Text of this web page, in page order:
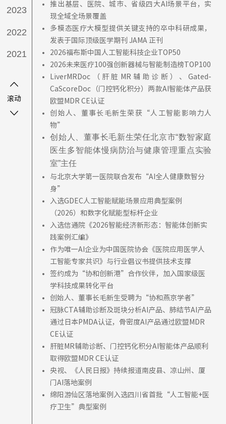
2023
2022
2021
2019
滚动
推出基层、医院、城市、省级四大AI场景平台，实
现全域全场景覆盖
多模态医疗大模型提供关键支持的卒中科研成果，
发表于国际顶级医学期刊 JAMA 正刊
2026福布斯中国人工智能科技企业TOP50
2026未来医疗100强创新器械与智能制造榜TOP100
LiverMRDoc（肝脏MR辅助诊断）、Gated-
CaScoreDoc（门控钙化积分）两款AI智能体产品获
欧盟MDR CE认证
创始人、董事长毛新生荣获“人工智能影响力人
物”
创始人、董事长毛新生荣任北京市“数智家庭
医生多智能体慢病防治与健康管理重点实验
室”主任
与北京大学第一医院联合发布“AI全人健康数智分
身”
入选GDEC人工智能赋能场景应用典型案例
（2026）和数字化赋能型标杆企业
入选信通院《2026智能经济新形态：智能体创新实
践案例汇编》
作为唯一AI企业为中国医院协会《医院应用医学人
工智能专家共识》与行业倡议书提供技术支撑
签约成为“协和创新港”合作伙伴，加入国家级医
学科技成果转化平台
创始人、董事长毛新生受聘为“协和燕京学者”
冠脉CTA辅助诊断及斑块分析AI产品、肺结节AI产品
通过日本PMDA认证，骨密度AI产品通过欧盟MDR
CE认证
肝脏MR辅助诊断、门控钙化积分AI智能体产品顺利
取得欧盟MDR CE认证
央视、《人民日报》持续报道南皮县、凉山州、厦
门AI落地案例
绵阳游仙区落地案例入选四川省首批“人工智能+医
疗卫生”典型案例